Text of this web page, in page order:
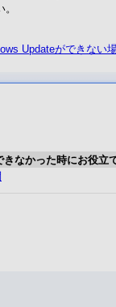
Updateができない
なかった時にお役立